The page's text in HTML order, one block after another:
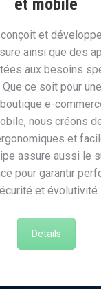
et mobile
et
ainsi que des
aux besoins
ce soit pour
boutique e-
nous créons
et
assure aussi le
pour garantir
et évolutivité.
Details